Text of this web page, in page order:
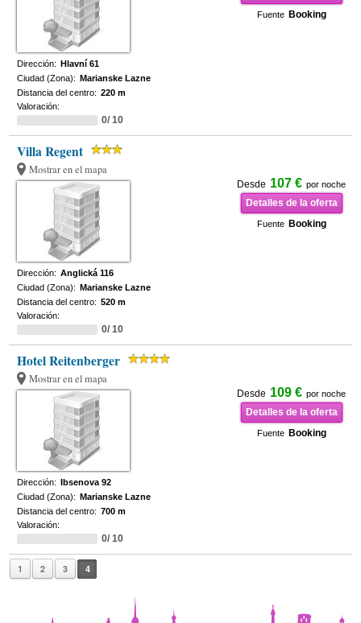
Fuente Booking
Dirección: Hlavní 61
Ciudad (Zona): Marianske Lazne
Distancia del centro: 220 m
Valoración:
0/ 10
Villa Regent
Mostrar en el mapa
Desde 107 € por noche
Detalles de la oferta
Fuente Booking
Dirección: Anglická 116
Ciudad (Zona): Marianske Lazne
Distancia del centro: 520 m
Valoración:
0/ 10
Hotel Reitenberger
Mostrar en el mapa
Desde 109 € por noche
Detalles de la oferta
Fuente Booking
Dirección: Ibsenova 92
Ciudad (Zona): Marianske Lazne
Distancia del centro: 700 m
Valoración:
0/ 10
1 2 3 4